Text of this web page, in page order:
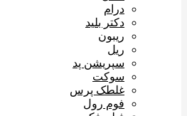
درام
دکتر بلید
ریبون
ریل
سپریشن پد
سوکت
غلطک پرس
فوم رول